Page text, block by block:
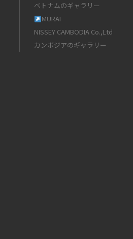
ベトナムのギャラリー
MURAI
NISSEY CAMBODIA Co.,Ltd
カンボジアのギャラリー